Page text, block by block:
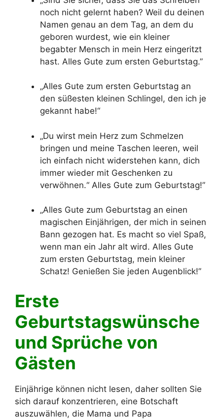
noch nicht gelernt haben? Weil du deinen
Namen genau an dem Tag, an dem du
geboren wurdest, wie ein kleiner
begabter Mensch in mein Herz eingeritzt
hast. Alles Gute zum ersten Geburtstag.”
„Alles Gute zum ersten Geburtstag an
den süßesten kleinen Schlingel, den ich je
gekannt habe!“
„Du wirst mein Herz zum Schmelzen
bringen und meine Taschen leeren, weil
ich einfach nicht widerstehen kann, dich
immer wieder mit Geschenken zu
verwöhnen.“ Alles Gute zum Geburtstag!”
„Alles Gute zum Geburtstag an einen
magischen Einjährigen, der mich in seinen
Bann gezogen hat. Es macht so viel Spaß,
wenn man ein Jahr alt wird. Alles Gute
zum ersten Geburtstag, mein kleiner
Schatz! Genießen Sie jeden Augenblick!”
Erste
Geburtstagswünsche
und Sprüche von
Gästen
Einjährige können nicht lesen, daher sollten Sie
sich darauf konzentrieren, eine Botschaft
auszuwählen, die Mama und Papa